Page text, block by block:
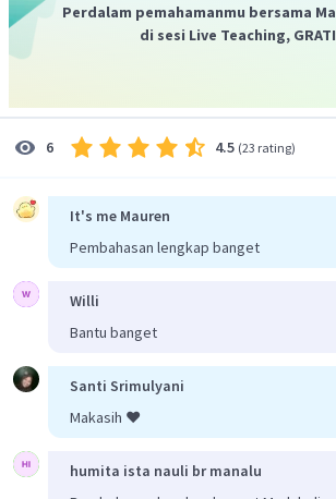
Perdalam pemahamanmu bersama
di sesi Live Teaching,
6 4.5 (23 rating)
It's me Mauren
Pembahasan lengkap banget
Willi
Bantu banget
Santi Srimulyani
Makasih ❤️
humita ista nauli br manalu